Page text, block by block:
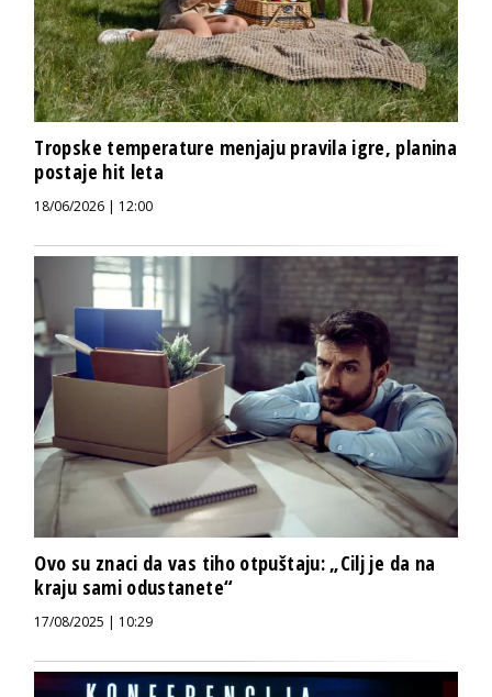
Tropske temperature menjaju pravila igre, planina
postaje hit leta
18/06/2026 | 12:00
Ovo su znaci da vas tiho otpuštaju: „Cilj je da na
kraju sami odustanete“
17/08/2025 | 10:29